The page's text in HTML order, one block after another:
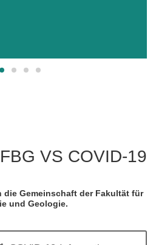
FBG VS COVID-19
die Gemeinschaft der Fakultät für
und Geologie.